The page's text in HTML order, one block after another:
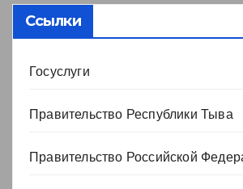
Ссылки
Госуслуги
Правительство Республики Тыва
Правительство Российской